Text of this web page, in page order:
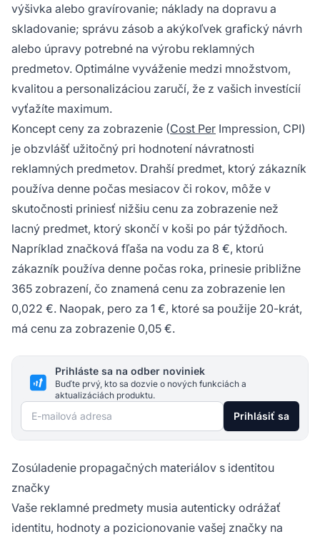
výšivka alebo gravírovanie; náklady na dopravu a
skladovanie; správu zásob a akýkoľvek grafický návrh
alebo úpravy potrebné na výrobu reklamných
predmetov. Optimálne vyváženie medzi množstvom,
kvalitou a personalizáciou zaručí, že z vašich investícií
vyťažíte maximum.
Koncept ceny za zobrazenie (Cost Per Impression, CPI)
je obzvlášť užitočný pri hodnotení návratnosti
reklamných predmetov. Drahší predmet, ktorý zákazník
používa denne počas mesiacov či rokov, môže v
skutočnosti priniesť nižšiu cenu za zobrazenie než
lacný predmet, ktorý skončí v koši po pár týždňoch.
Napríklad značková fľaša na vodu za 8 €, ktorú
zákazník používa denne počas roka, prinesie približne
365 zobrazení, čo znamená cenu za zobrazenie len
0,022 €. Naopak, pero za 1 €, ktoré sa použije 20-krát,
má cenu za zobrazenie 0,05 €.
Prihláste sa na odber noviniek
Buďte prvý, kto sa dozvie o nových funkciách a
aktualizáciách produktu.
E-mailová adresa Prihlásiť sa
Zosúladenie propagačných materiálov s identitou
značky
Vaše reklamné predmety musia autenticky odrážať
identitu, hodnoty a pozicionovanie vašej značky na